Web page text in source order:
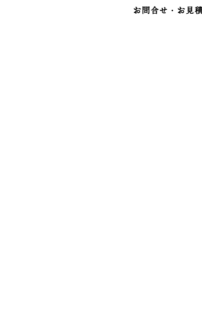
お問合せ・お見